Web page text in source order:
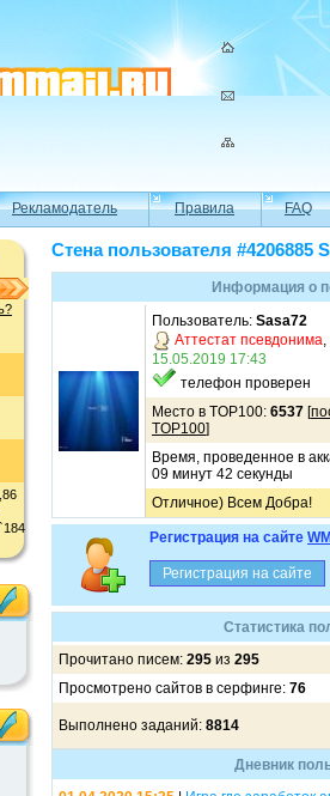
Рекламодатель Правила FAQ
Стена пользователя #4206885
Информация о
Пользователь: Sasa72
Аттестат псевдонима
15.05.2019 17:43
телефон проверен
Место в TOP100: 6537 [
TOP100]
Время, проведенное в
09 минут 42 секунды
Отличное) Всем Добра!
Регистрация на сайте
Статистика
Прочитано писем: 295 из 295
Просмотрено сайтов в серфинге: 76
Выполнено заданий: 8814
Дневник